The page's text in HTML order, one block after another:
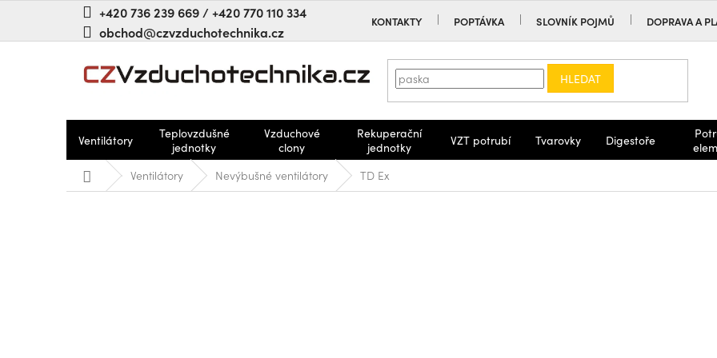
+420 736 239 669 / +420 770 110 334
obchod@czvzduchotechnika.cz
KONTAKTY POPTÁVKA SLOVNÍK POJMŮ DOPRAVA A
HLEDAT
Ventilátory
Teplovzdušné
jednotky
Vzduchové
clony
Rekuperační
jednotky
VZT potrubí Tvarovky Digestoře
Domů Ventilátory Nevýbušné ventilátory TD Ex